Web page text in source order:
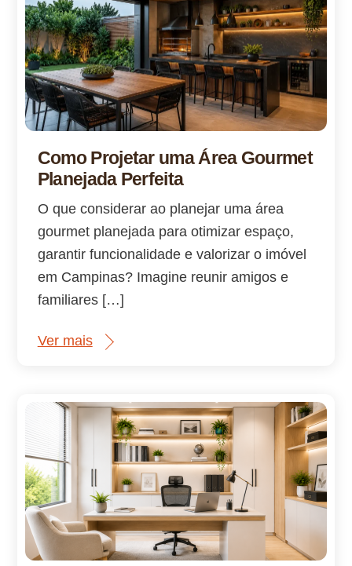
Como Projetar uma Área Gourmet
Planejada Perfeita
O que considerar ao planejar uma área
gourmet planejada para otimizar espaço,
garantir funcionalidade e valorizar o imóvel
em Campinas? Imagine reunir amigos e
familiares […]
Ver mais